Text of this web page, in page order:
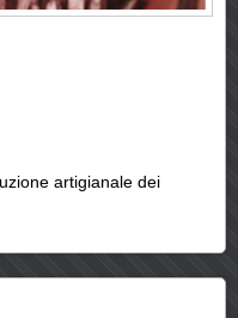
artigianale dei